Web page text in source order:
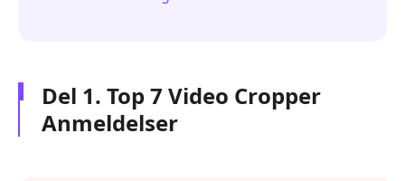
Del 1. Top 7 Video Cropper
Anmeldelser